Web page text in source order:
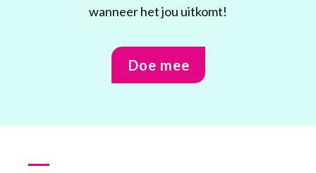
wanneer het jou uitkomt!
Doe mee